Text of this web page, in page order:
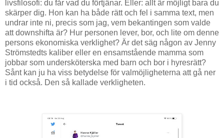
livsfilosofi: du får vad du förtjänar. Eller: allt är möjligt bara du
skärper dig. Hon kan ha både rätt och fel i samma text, men
undrar inte ni, precis som jag, vem bekantingen som valde
att downshifta är? Hur personen lever, bor, och lite om denne
persons ekonomiska verklighet? Är det säg någon av Jenny
Strömstedts kaliber eller en ensamstående mamma som
jobbar som undersköterska med barn och bor i hyresrätt?
Sånt kan ju ha viss betydelse för valmöjligheterna att gå ner
i tid också. Den så kallade verkligheten.